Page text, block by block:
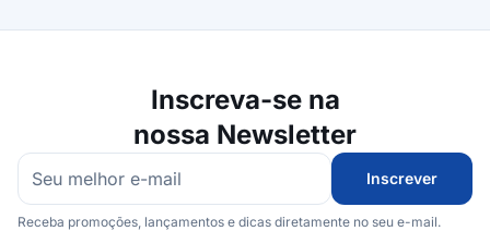
Inscreva-se na
nossa Newsletter
Inscrever
Receba promoções, lançamentos e dicas diretamente no seu e-mail.